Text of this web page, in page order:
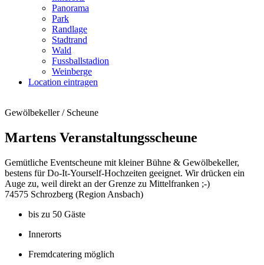
Panorama
Park
Randlage
Stadtrand
Wald
Fussballstadion
Weinberge
Location eintragen
Gewölbekeller / Scheune
Martens Veranstaltungsscheune
Gemütliche Eventscheune mit kleiner Bühne & Gewölbekeller,
bestens für Do-It-Yourself-Hochzeiten geeignet. Wir drücken ein
Auge zu, weil direkt an der Grenze zu Mittelfranken ;-)
74575 Schrozberg (Region Ansbach)
bis zu 50 Gäste
Innerorts
Fremdcatering möglich